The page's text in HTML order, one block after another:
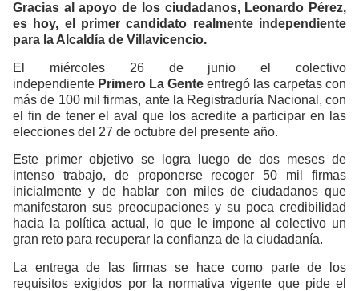
Gracias al apoyo de los ciudadanos, Leonardo Pérez,
es hoy, el primer candidato realmente independiente
para la Alcaldía de Villavicencio.
El miércoles 26 de junio el colectivo
independiente Primero La Gente entregó las carpetas con
más de 100 mil firmas, ante la Registraduría Nacional, con
el fin de tener el aval que los acredite a participar en las
elecciones del 27 de octubre del presente año.
Este primer objetivo se logra luego de dos meses de
intenso trabajo, de proponerse recoger 50 mil firmas
inicialmente y de hablar con miles de ciudadanos que
manifestaron sus preocupaciones y su poca credibilidad
hacia la política actual, lo que le impone al colectivo un
gran reto para recuperar la confianza de la ciudadanía.
La entrega de las firmas se hace como parte de los
requisitos exigidos por la normativa vigente que pide el